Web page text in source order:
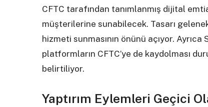
CFTC tarafından tanımlanmış dijital
müşterilerine sunabilecek. Tasarı
hizmeti sunmasının önünü açıyor.
platformların CFTC’ye de kaydolması
belirtiliyor.
Yaptırım Eylemleri Geçici